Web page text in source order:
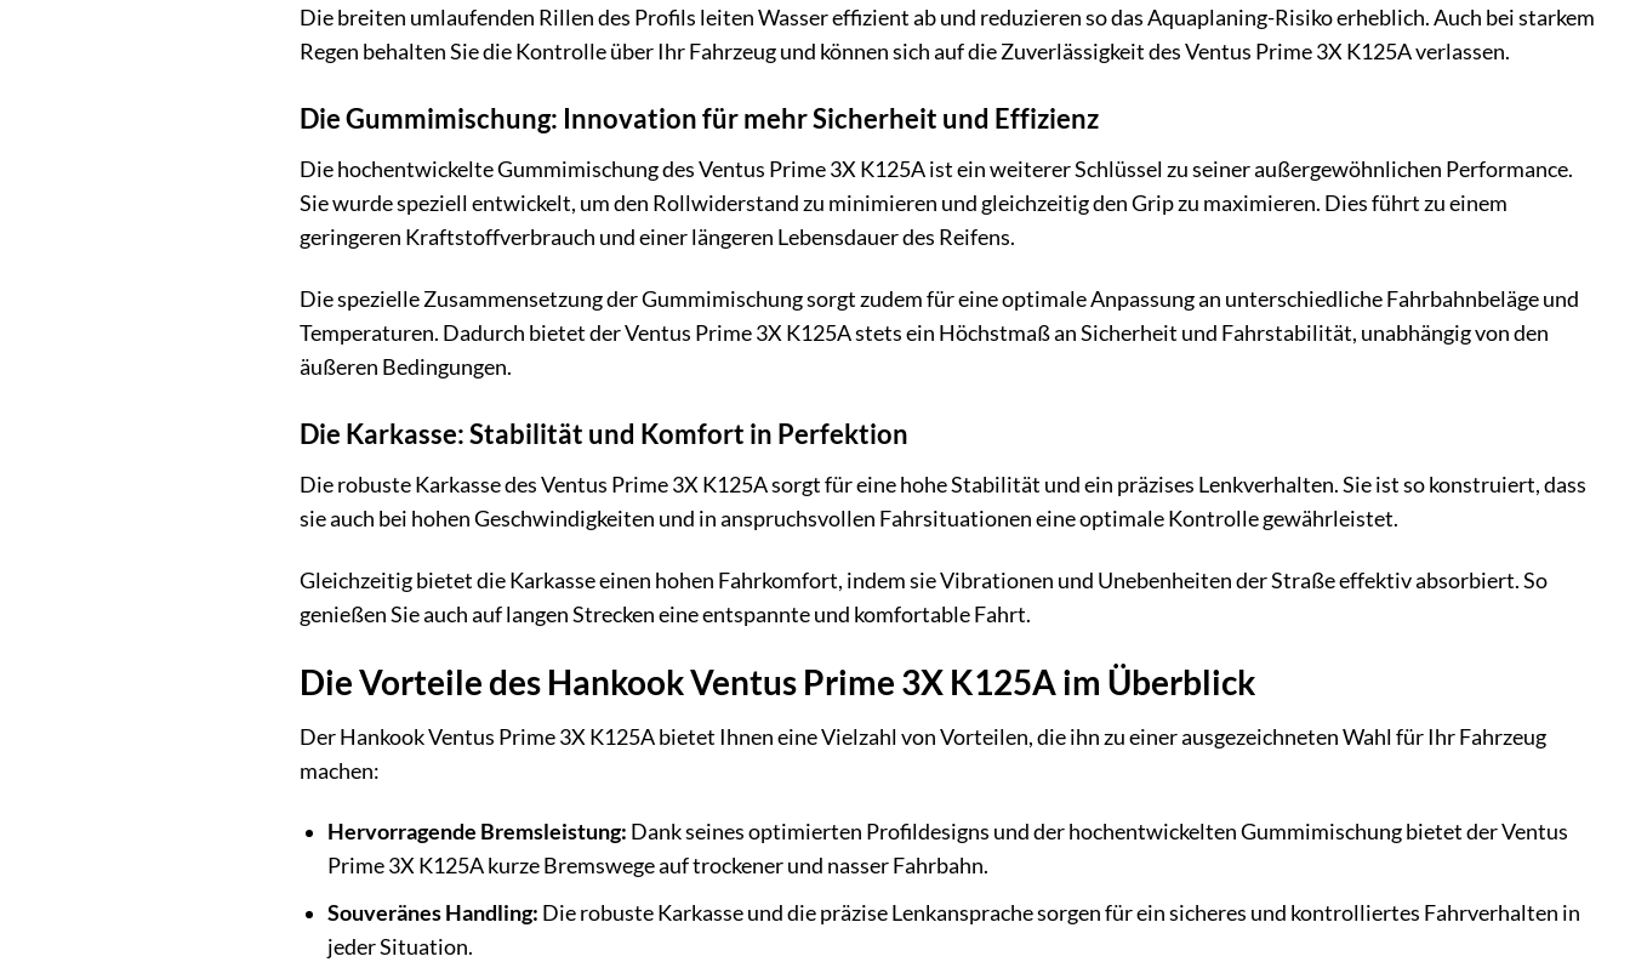
Die breiten umlaufenden Rillen des Profils leiten Wasser effizient ab und reduzieren so das Aquaplaning-Risiko erheblich. Auch bei starkem
Regen behalten Sie die Kontrolle über Ihr Fahrzeug und können sich auf die Zuverlässigkeit des Ventus Prime 3X K125A verlassen.
Die Gummimischung: Innovation für mehr Sicherheit und Effizienz
Die hochentwickelte Gummimischung des Ventus Prime 3X K125A ist ein weiterer Schlüssel zu seiner außergewöhnlichen Performance.
Sie wurde speziell entwickelt, um den Rollwiderstand zu minimieren und gleichzeitig den Grip zu maximieren. Dies führt zu einem
geringeren Kraftstoffverbrauch und einer längeren Lebensdauer des Reifens.
Die spezielle Zusammensetzung der Gummimischung sorgt zudem für eine optimale Anpassung an unterschiedliche Fahrbahnbeläge und
Temperaturen. Dadurch bietet der Ventus Prime 3X K125A stets ein Höchstmaß an Sicherheit und Fahrstabilität, unabhängig von den
äußeren Bedingungen.
Die Karkasse: Stabilität und Komfort in Perfektion
Die robuste Karkasse des Ventus Prime 3X K125A sorgt für eine hohe Stabilität und ein präzises Lenkverhalten. Sie ist so konstruiert, dass
sie auch bei hohen Geschwindigkeiten und in anspruchsvollen Fahrsituationen eine optimale Kontrolle gewährleistet.
Gleichzeitig bietet die Karkasse einen hohen Fahrkomfort, indem sie Vibrationen und Unebenheiten der Straße effektiv absorbiert. So
genießen Sie auch auf langen Strecken eine entspannte und komfortable Fahrt.
Die Vorteile des Hankook Ventus Prime 3X K125A im Überblick
Der Hankook Ventus Prime 3X K125A bietet Ihnen eine Vielzahl von Vorteilen, die ihn zu einer ausgezeichneten Wahl für Ihr Fahrzeug
machen:
Hervorragende Bremsleistung: Dank seines optimierten Profildesigns und der hochentwickelten Gummimischung bietet der Ventus
Prime 3X K125A kurze Bremswege auf trockener und nasser Fahrbahn.
Souveränes Handling: Die robuste Karkasse und die präzise Lenkansprache sorgen für ein sicheres und kontrolliertes Fahrverhalten in
jeder Situation.